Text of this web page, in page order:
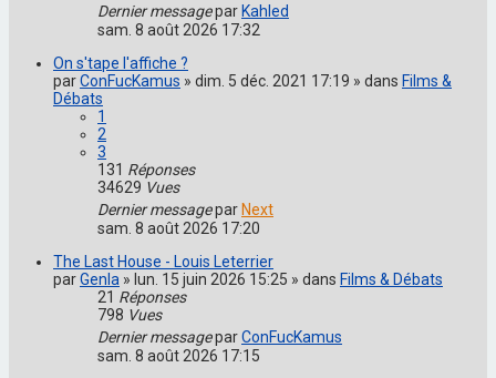
Dernier messageparKahled
sam. 8 août 2026 17:32
On s'tape l'affiche ?
parConFucKamus » dim. 5 déc. 2021 17:19 » dans Films &
Débats
1
2
3
131 Réponses
34629 Vues
Dernier messageparNext
sam. 8 août 2026 17:20
The Last House - Louis Leterrier
parGenla » lun. 15 juin 2026 15:25 » dans Films & Débats
21 Réponses
798 Vues
Dernier messageparConFucKamus
sam. 8 août 2026 17:15